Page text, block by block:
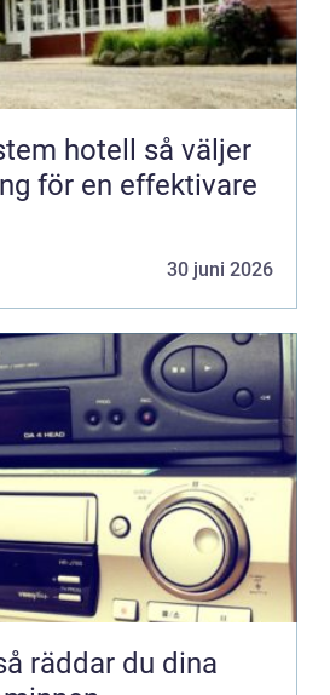
så väljer
för en effektivare
30 juni 2026